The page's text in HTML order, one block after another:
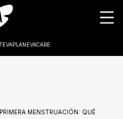
EVAPLANEVACARE
MENSTRUACIÓN: QUÉ